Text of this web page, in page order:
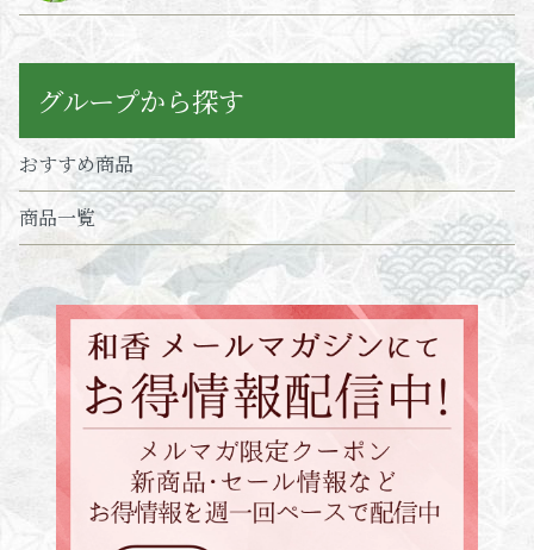
グループから探す
おすすめ商品
商品一覧